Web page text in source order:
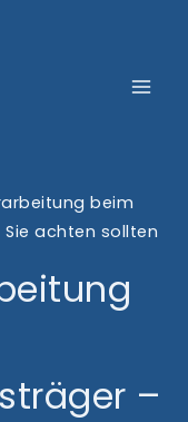
beim
achten sollten
–